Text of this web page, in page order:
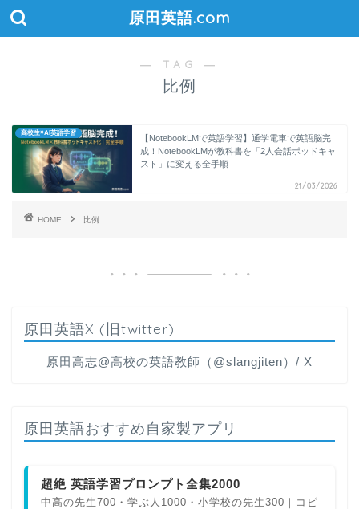
原田英語.com
― TAG ―
比例
高校生×AI英語学習
【NotebookLMで英語学習】通学電車で英語脳完
成！NotebookLMが教科書を「2人会話ポッドキャ
スト」に変える全手順
21/03/2026
HOME 比例
原田英語X (旧twitter)
原田高志@高校の英語教師（@slangjiten）/ X
原田英語おすすめ自家製アプリ
超絶 英語学習プロンプト全集2000
中高の先生700・学ぶ人1000・小学校の先生300｜コピ